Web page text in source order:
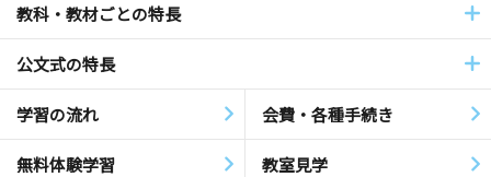
教科・教材ごとの特長
公文式の特長
学習の流れ 会費・各種手続き
無料体験学習 教室見学